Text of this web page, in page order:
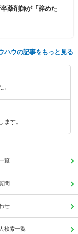
薬剤師が「辞めた
ハウの記事をもっと見る
。
ます。
覧
問
せ
検索一覧